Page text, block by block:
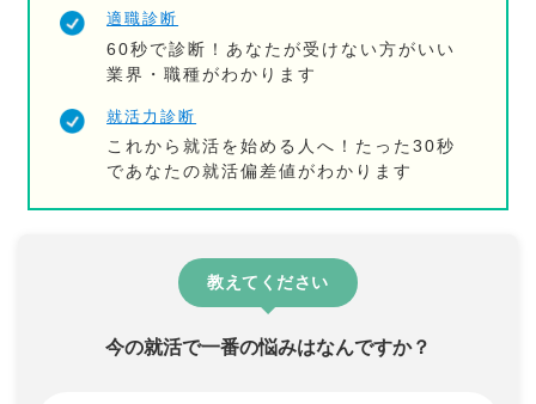
適職診断
60秒で診断！あなたが受けない方がいい
業界・職種がわかります
就活力診断
これから就活を始める人へ！たった30秒
であなたの就活偏差値がわかります